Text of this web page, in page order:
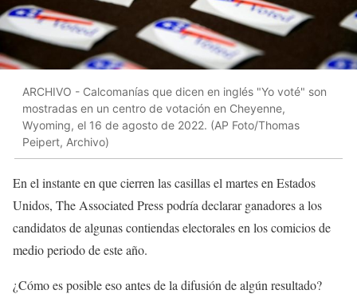
ARCHIVO - Calcomanías que dicen en inglés "Yo voté" son
mostradas en un centro de votación en Cheyenne,
Wyoming, el 16 de agosto de 2022. (AP Foto/Thomas
Peipert, Archivo)
En el instante en que cierren las casillas el martes en Estados
Unidos, The Associated Press podría declarar ganadores a los
candidatos de algunas contiendas electorales en los comicios de
medio periodo de este año.
¿Cómo es posible eso antes de la difusión de algún resultado?